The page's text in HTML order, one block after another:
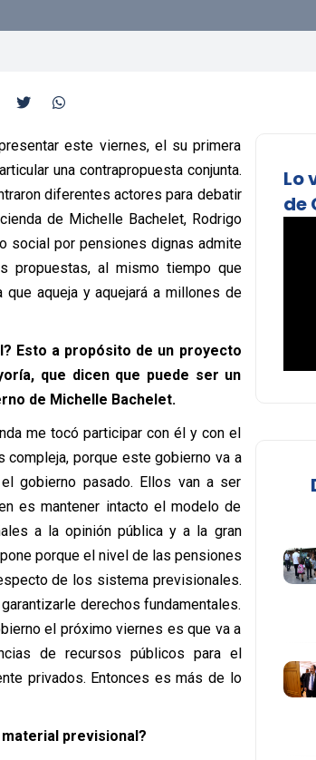
este viernes, el su primera
una contrapropuesta conjunta.
diferentes actores para debatir
de Michelle Bachelet, Rodrigo
social por pensiones dignas admite
propuestas, al mismo tiempo que
aqueja y aquejará a millones de
Esto a propósito de un proyecto
que dicen que puede ser un
de Michelle Bachelet.
me tocó participar con él y con el
porque este gobierno va a
gobierno pasado. Ellos van a ser
es mantener intacto el modelo de
a la opinión pública y a la gran
porque el nivel de las pensiones
de los sistema previsionales.
derechos fundamentales.
el próximo viernes es que va a
de recursos públicos para el
privados. Entonces es más de lo
previsional?
Lo
de